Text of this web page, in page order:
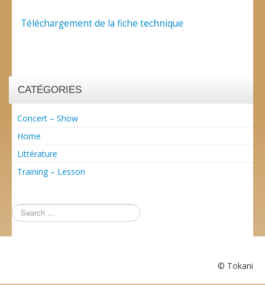
Téléchargement de la fiche technique
CATÉGORIES
Concert – Show
Home
Littérature
Training – Lesson
© Tokani